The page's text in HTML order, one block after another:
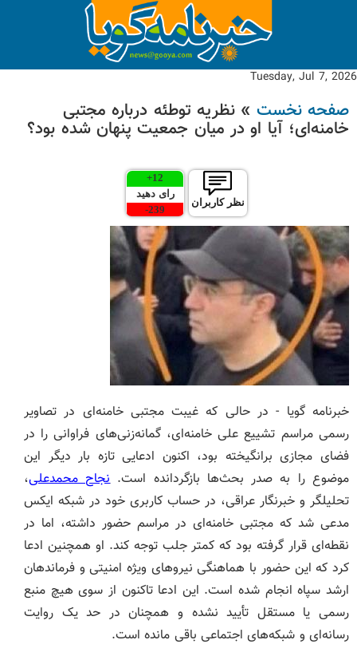
Tuesday, Jul 7, 2026
صفحه نخست » نظریه توطئه درباره مجتبی
خامنه‌ای؛ آیا او در میان جمعیت پنهان شده بود؟
نظر کاربران
12
+
رای دهید
239
-
خبرنامه گویا - در حالی که غیبت مجتبی خامنه‌ای در تصاویر
رسمی مراسم تشییع علی خامنه‌ای، گمانه‌زنی‌های فراوانی را در
فضای مجازی برانگیخته بود، اکنون ادعایی تازه بار دیگر این
موضوع را به صدر بحث‌ها بازگردانده است.نجاح محمدعلی،
تحلیلگر و خبرنگار عراقی، در حساب کاربری خود در شبکه ایکس
مدعی شد که مجتبی خامنه‌ای در مراسم حضور داشته، اما در
نقطه‌ای قرار گرفته بود که کمتر جلب توجه کند. او همچنین ادعا
کرد که این حضور با هماهنگی نیروهای ویژه امنیتی و فرماندهان
ارشد سپاه انجام شده است. این ادعا تاکنون از سوی هیچ منبع
رسمی یا مستقل تأیید نشده و همچنان در حد یک روایت
رسانه‌ای و شبکه‌های اجتماعی باقی مانده است.